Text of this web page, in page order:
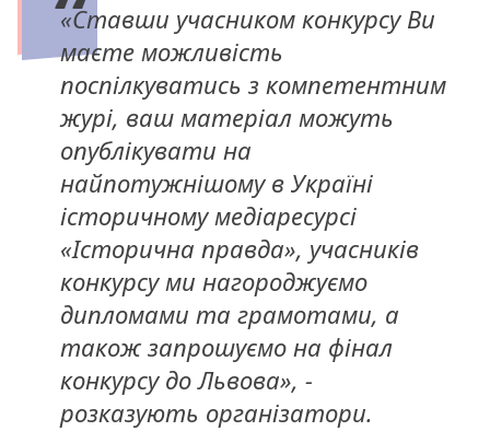
«Ставши учасником конкурсу Ви
маєте можливість
поспілкуватись з компетентним
журі, ваш матеріал можуть
опублікувати на
найпотужнішому в Україні
історичному медіаресурсі
«Історична правда», учасників
конкурсу ми нагороджуємо
дипломами та грамотами, а
також запрошуємо на фінал
конкурсу до Львова», -
розказують організатори.